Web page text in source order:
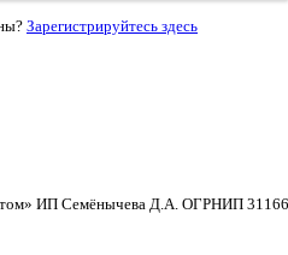
Зарегистрируйтесь здесь
ИП Семёнычева Д.А. ОГРНИП